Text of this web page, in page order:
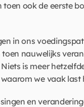
ook de eerste
in ons
nauwelijks
is meer
waarom we vaak
en